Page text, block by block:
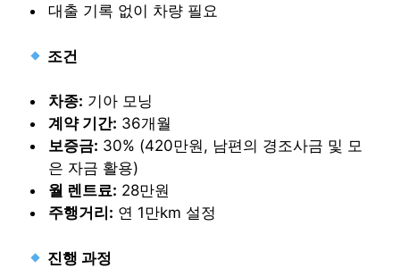
대출 기록 없이 차량 필요
조건
차종: 기아 모닝
계약 기간: 36개월
보증금: 30% (420만원, 남편의 경조사금 및 모
은 자금 활용)
월 렌트료: 28만원
주행거리: 연 1만km 설정
진행 과정